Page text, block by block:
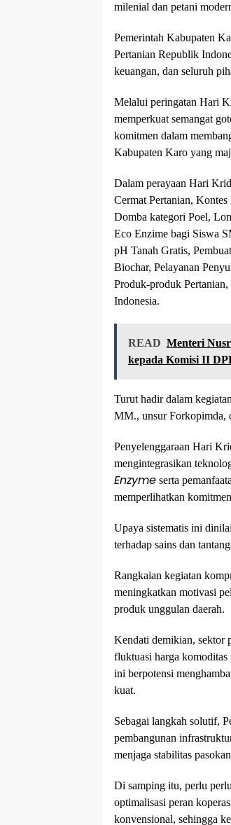
milenial dan petani
Pemerintah Kabupaten
Pertanian Republik
keuangan, dan seluruh
Melalui peringatan Hari
memperkuat semangat
komitmen dalam
Kabupaten Karo yang
Dalam perayaan Hari
Cermat Pertanian,
Domba kategori Poel,
Eco Enzime bagi Siswa
pH Tanah Gratis,
Biochar, Pelayanan
Produk-produk
Indonesia.
READ Menteri
kepada Komisi II
Turut hadir dalam
MM., unsur Forkopimda,
Penyelenggaraan Hari
mengintegrasikan
Enzyme serta
memperlihatkan
Upaya sistematis ini
terhadap sains dan
Rangkaian kegiatan
meningkatkan motivasi
produk unggulan daerah.
Kendati demikian, sektor
fluktuasi harga komoditas
ini berpotensi
kuat.
Sebagai langkah solutif,
pembangunan
menjaga stabilitas
Di samping itu, perlu
optimalisasi peran
konvensional, sehingga